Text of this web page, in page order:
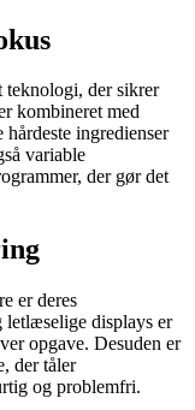
teknologi, der sikrer
kombineret med
ingredienser
variable
der gør det
er deres
displays er
opgave. Desuden er
der tåler
og problemfri.